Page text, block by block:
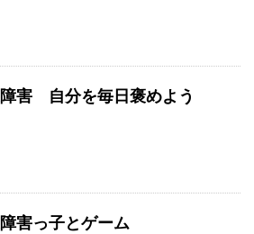
害 自分を毎日褒めよう
害っ子とゲーム